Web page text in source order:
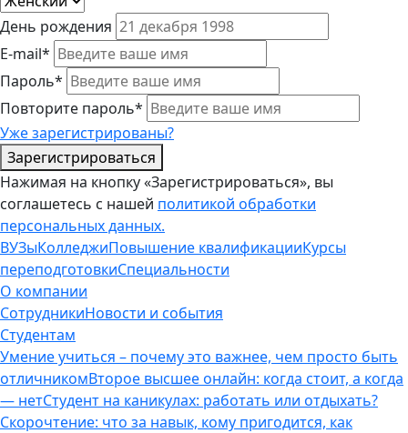
День рождения
E-mail*
Пароль*
Повторите пароль*
Уже зарегистрированы?
Зарегистрироваться
Нажимая на кнопку «Зарегистрироваться», вы
соглашетесь с нашей политикой обработки
персональных данных.
ВУЗыКолледжиПовышение квалификацииКурсы
переподготовкиСпециальности
О компании
СотрудникиНовости и события
Студентам
Умение учиться – почему это важнее, чем просто быть
отличникомВторое высшее онлайн: когда стоит, а когда
— нетСтудент на каникулах: работать или отдыхать?
Скорочтение: что за навык, кому пригодится, как